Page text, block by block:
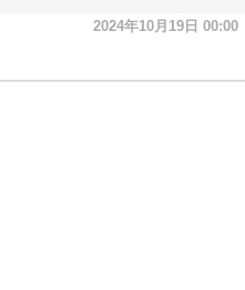
2024年10月19日 00:00